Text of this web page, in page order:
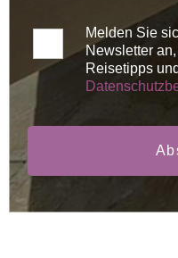
Melden Sie
Newsletter
Reisetipps